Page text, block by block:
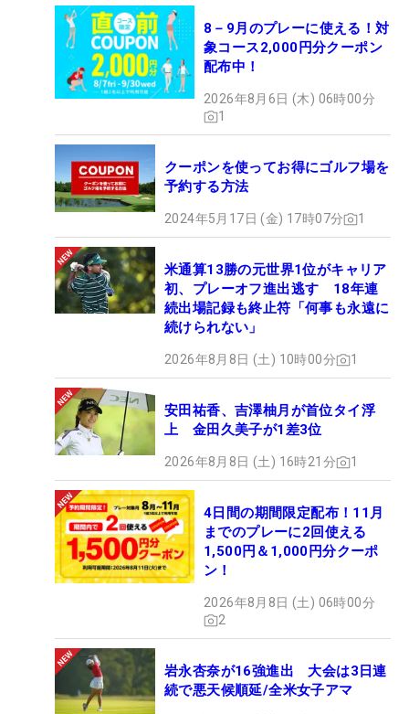
8－9月のプレーに使える！対
象コース2,000円分クーポン
配布中！
2026年8月6日 (木) 06時00分
1
クーポンを使ってお得にゴルフ場を
予約する方法
2024年5月17日 (金) 17時07分 1
米通算13勝の元世界1位がキャリア
初、プレーオフ進出逃す 18年連
続出場記録も終止符「何事も永遠に
続けられない」
2026年8月8日 (土) 10時00分 1
安田祐香、吉澤柚月が首位タイ浮
上 金田久美子が1差3位
2026年8月8日 (土) 16時21分 1
4日間の期間限定配布！11月
までのプレーに2回使える
1,500円＆1,000円分クーポ
ン！
2026年8月8日 (土) 06時00分
2
岩永杏奈が16強進出 大会は3日連
続で悪天候順延/全米女子アマ